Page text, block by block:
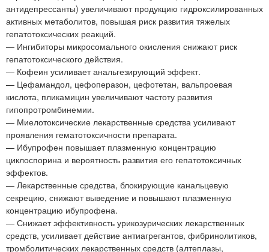
антидепрессанты) увеличивают продукцию гидроксилированных
активных метаболитов, повышая риск развития тяжелых
гепатотоксических реакций.
— Ингибиторы микросомального окисления снижают риск
гепатотоксического действия.
— Кофеин усиливает анальгезирующий эффект.
— Цефамандол, цефоперазон, цефотетан, вальпроевая
кислота, пликамицин увеличивают частоту развития
гипопротромбинемии.
— Миелотоксические лекарственные средства усиливают
проявления гематотоксичности препарата.
— Ибупрофен повышает плазменную концентрацию
циклоспорина и вероятность развития его гепатотоксичных
эффектов.
— Лекарственные средства, блокирующие канальцевую
секрецию, снижают выведение и повышают плазменную
концентрацию ибупрофена.
— Снижает эффективность урикозурических лекарственных
средств, усиливает действие антиагрегантов, фибринолитиков,
тромболитических лекарственных средств (алтеплазы,